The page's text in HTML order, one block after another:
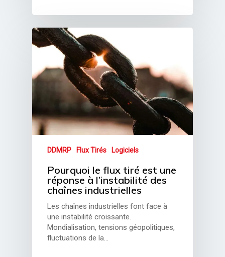
DDMRP Flux Tirés Logiciels
Pourquoi le flux tiré est une
réponse à l’instabilité des
chaînes industrielles
Les chaînes industrielles font face à
une instabilité croissante.
Mondialisation, tensions géopolitiques,
fluctuations de la…